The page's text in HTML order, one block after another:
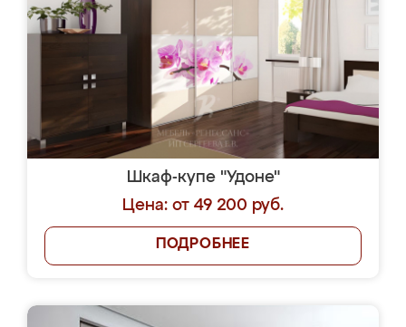
Шкаф-купе "Удоне"
Цена: от 49 200 руб.
ПОДРОБНЕЕ